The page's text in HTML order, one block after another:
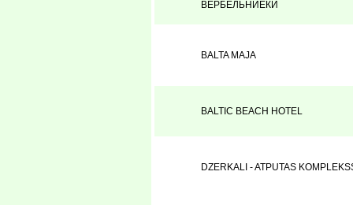
ВЕРБЕЛЬНИЕКИ
BALTA MAJA
BALTIC BEACH HOTEL
DZERKALI - ATPUTAS